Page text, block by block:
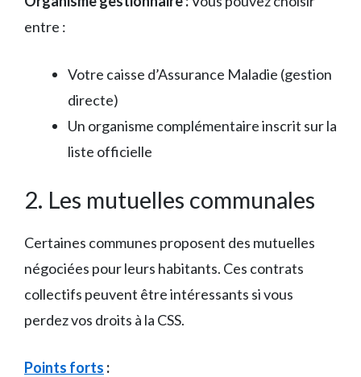
entre :
Votre caisse d’Assurance Maladie (gestion
directe)
Un organisme complémentaire inscrit sur la
liste officielle
2. Les mutuelles communales
Certaines communes proposent des mutuelles
négociées pour leurs habitants. Ces contrats
collectifs peuvent être intéressants si vous
perdez vos droits à la CSS.
Points forts :